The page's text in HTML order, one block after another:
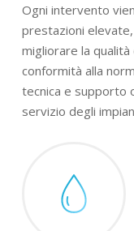
Ogni intervento
prestazioni
migliorare la qualità
conformità alla
tecnica e supporto
servizio degli